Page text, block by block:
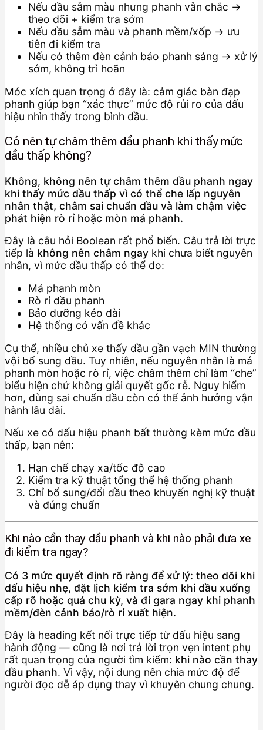
Nếu dầu sẫm màu nhưng phanh vẫn chắc →
theo dõi + kiểm tra sớm
Nếu dầu sẫm màu và phanh mềm/xốp → ưu
tiên đi kiểm tra
Nếu có thêm đèn cảnh báo phanh sáng → xử lý
sớm, không trì hoãn
Móc xích quan trọng ở đây là: cảm giác bàn đạp
phanh giúp bạn “xác thực” mức độ rủi ro của dấu
hiệu nhìn thấy trong bình dầu.
Có nên tự châm thêm dầu phanh khi thấy mức
dầu thấp không?
Không, không nên tự châm thêm dầu phanh ngay
khi thấy mức dầu thấp vì có thể che lấp nguyên
nhân thật, châm sai chuẩn dầu và làm chậm việc
phát hiện rò rỉ hoặc mòn má phanh.
Đây là câu hỏi Boolean rất phổ biến. Câu trả lời trực
tiếp là không nên châm ngay khi chưa biết nguyên
nhân, vì mức dầu thấp có thể do:
Má phanh mòn
Rò rỉ dầu phanh
Bảo dưỡng kéo dài
Hệ thống có vấn đề khác
Cụ thể, nhiều chủ xe thấy dầu gần vạch MIN thường
vội bổ sung dầu. Tuy nhiên, nếu nguyên nhân là má
phanh mòn hoặc rò rỉ, việc châm thêm chỉ làm “che”
biểu hiện chứ không giải quyết gốc rễ. Nguy hiểm
hơn, dùng sai chuẩn dầu còn có thể ảnh hưởng vận
hành lâu dài.
Nếu xe có dấu hiệu phanh bất thường kèm mức dầu
thấp, bạn nên:
Hạn chế chạy xa/tốc độ cao
Kiểm tra kỹ thuật tổng thể hệ thống phanh
Chỉ bổ sung/đổi dầu theo khuyến nghị kỹ thuật
và đúng chuẩn
Khi nào cần thay dầu phanh và khi nào phải đưa xe
đi kiểm tra ngay?
Có 3 mức quyết định rõ ràng để xử lý: theo dõi khi
dấu hiệu nhẹ, đặt lịch kiểm tra sớm khi dầu xuống
cấp rõ hoặc quá chu kỳ, và đi gara ngay khi phanh
mềm/đèn cảnh báo/rò rỉ xuất hiện.
Đây là heading kết nối trực tiếp từ dấu hiệu sang
hành động — cũng là nơi trả lời trọn vẹn intent phụ
rất quan trọng của người tìm kiếm: khi nào cần thay
dầu phanh. Vì vậy, nội dung nên chia mức độ để
người đọc dễ áp dụng thay vì khuyên chung chung.